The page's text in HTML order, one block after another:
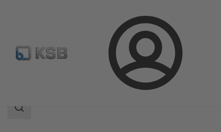
登
录
CPKN
搜